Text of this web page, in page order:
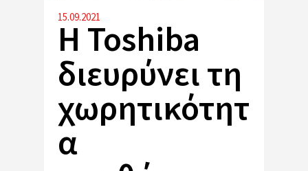
15.09.2021
Η Toshiba
διευρύνει τη
χωρητικότητ
α